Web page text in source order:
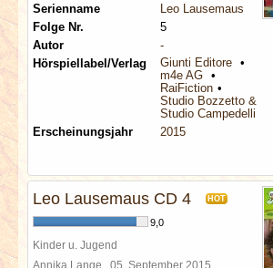
Serienname
Leo Lausemaus
Folge Nr.
5
Autor
-
Hörspiellabel/Verlag
Giunti Editore
m4e AG
RaiFiction
Studio Bozzetto & Co
Studio Campedelli
Erscheinungsjahr
2015
Leo Lausemaus CD 4 HOT
9,0
Kinder u. Jugend
Annika Lange 05. September 2015